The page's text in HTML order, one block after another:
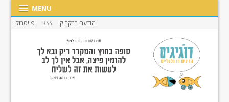
MENU
הודעה בבקבוק RSS פייסבוק